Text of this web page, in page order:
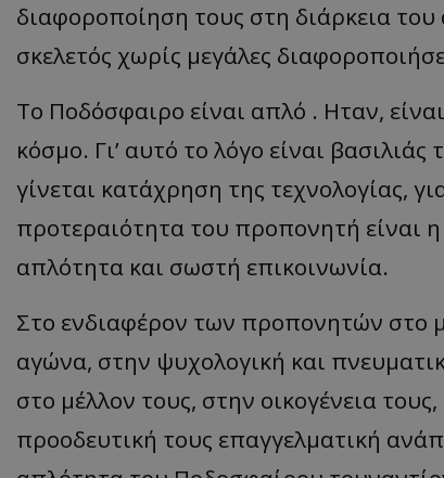
διαφοροποίηση τους στη διάρκεια
σκελετός χωρίς μεγάλες
Το Ποδόσφαιρο είναι απλό . Ηταν,
κόσμο. Γι’ αυτό το λόγο είναι
γίνεται κατάχρηση της τεχνολογίας,
προτεραιότητα του προπονητή είναι
απλότητα και σωστή επικοινωνία.
Στο ενδιαφέρον των προπονητών στο
αγώνα, στην ψυχολογική και
στο μέλλον τους, στην οικογένεια
προοδευτική τους επαγγελματική